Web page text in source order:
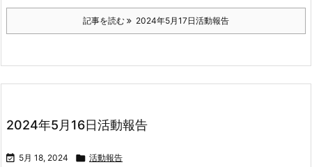
記事を読む 2024年5月17日活動報告
2024年5月16日活動報告
 5月 18, 2024  活動報告